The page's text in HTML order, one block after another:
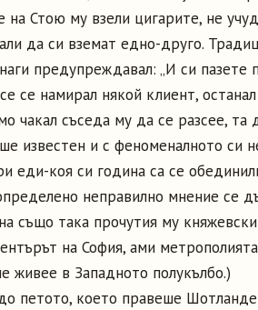
на Стою му взели цигарите, не
да си вземат едно-друго.
предупреждавал: „И си пазете
се намирал някой клиент,
чакал съседа му да се разсее, та
известен и с феноменалното си
еди-коя си година са се
неправилно мнение се
също така прочутия му
на София, ами
живее в Западното полукълбо.)
петото, което правеше